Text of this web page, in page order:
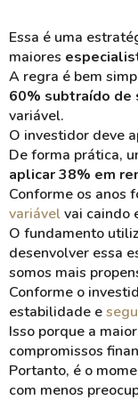
Essa é uma
maiores
A regra é bem
60% subtraído de
variável.
O investidor deve
De forma prática,
aplicar 38% em
Conforme os anos
variávelvai caindo
O fundamento
desenvolver essa
somos mais
Conforme o
estabilidade e
Isso porque a
compromissos
Portanto, é o
com menos